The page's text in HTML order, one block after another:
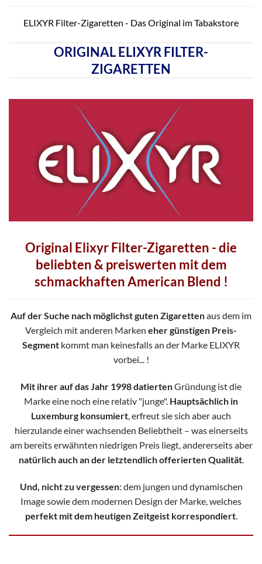
ELIXYR Filter-Zigaretten - Das Original im Tabakstore
ORIGINAL ELIXYR FILTER-
ZIGARETTEN
Original Elixyr Filter-Zigaretten - die
beliebten & preiswerten mit dem
schmackhaften American Blend !
Auf der Suche nach möglichst guten Zigarettenaus dem im
Vergleich mit anderen Marken eher günstigen Preis-
Segment kommt man keinesfalls an der Marke ELIXYR
vorbei... !
Mit ihrer auf das Jahr 1998 datiertenGründung ist die
Marke eine noch eine relativ "junge". Hauptsächlich in
Luxemburg konsumiert , erfreut sie sich aber auch
hierzulande einer wachsenden Beliebtheit – was einerseits
am bereits erwähnten niedrigen Preis liegt, andererseits aber
natürlich auch an der letztendlich offerierten Qualität.
Und, nicht zu vergessen: dem jungen und dynamischen
Image sowie dem modernen Design der Marke, welches
perfekt mit dem heutigen Zeitgeist korrespondiert.